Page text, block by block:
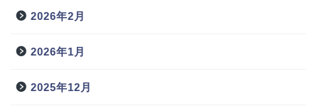
2026年2月
2026年1月
2025年12月